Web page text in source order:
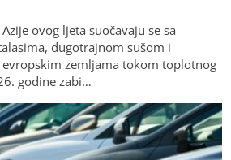
ovog ljeta suočavaju se sa
dugotrajnom sušom i
zemljama tokom toplotnog
godine zabi…